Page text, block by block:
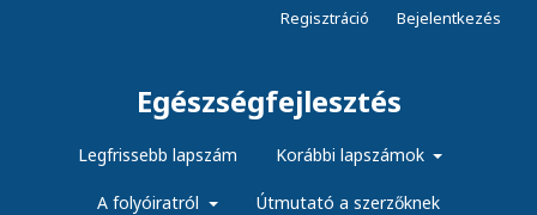
Egészségfejlesztés
Legfrissebb lapszám Korábbi lapszámok
A folyóiratról Útmutató a szerzőknek
Regisztráció Bejelentkezés